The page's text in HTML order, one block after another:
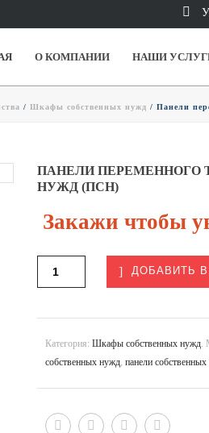
О КОМПАНИИ НАШИ
/ Шкафы собственных нужд / Панели
ПАНЕЛИ ПЕРЕМЕННОГО
НУЖД (ПСН)
Закажи чтобы
ДОБАВИТЬ
Категория:Шкафы собственных нужд.
собственных нужд,панели